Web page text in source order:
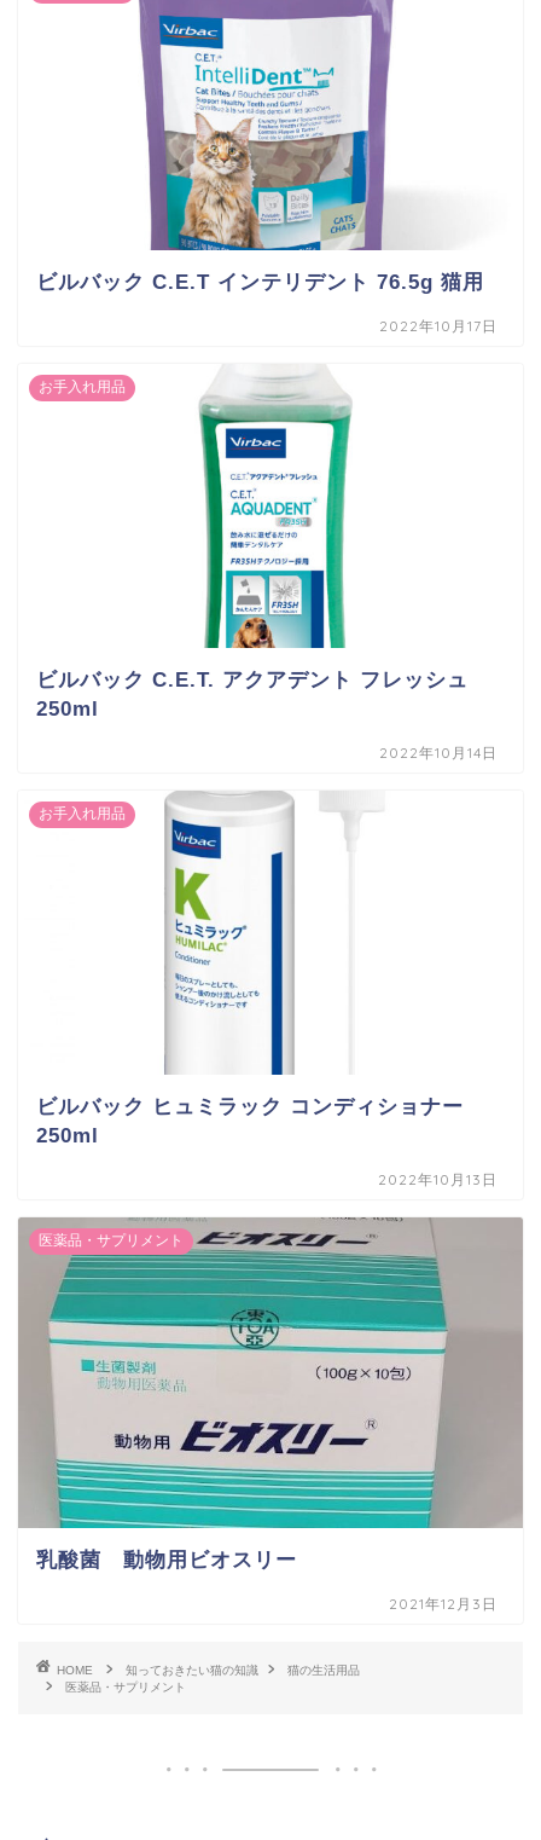
ビルバック C.E.T インテリデント 76.5g 猫用
2022年10月17日
お手入れ用品
ビルバック C.E.T. アクアデント フレッシュ
250ml
2022年10月14日
お手入れ用品
ビルバック ヒュミラック コンディショナー
250ml
2022年10月13日
医薬品・サプリメント
乳酸菌 動物用ビオスリー
2021年12月3日
HOME 知っておきたい猫の知識
猫の生活用品
医薬品・サプリメント